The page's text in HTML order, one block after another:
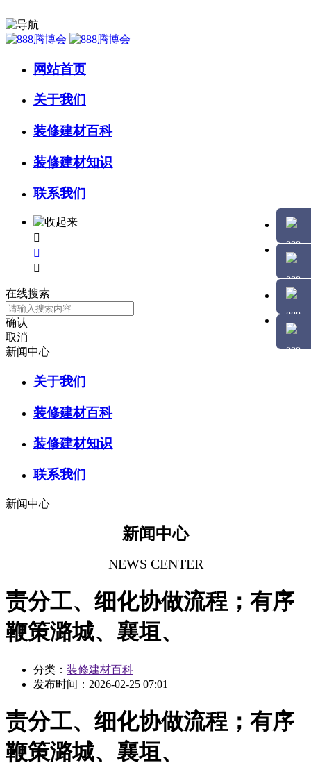
网站首页
关于我们
装修建材百科
装修建材知识
联系我们



在线搜索
确认
取消
新闻中心
关于我们
装修建材百科
装修建材知识
联系我们
新闻中心
新闻中心
NEWS CENTER
责分工、细化协做流程；有序
鞭策潞城、襄垣、
分类： 装修建材百科
发布时间： 2026-02-25 07:01
责分工、细化协做流程；有序
鞭策潞城、襄垣、